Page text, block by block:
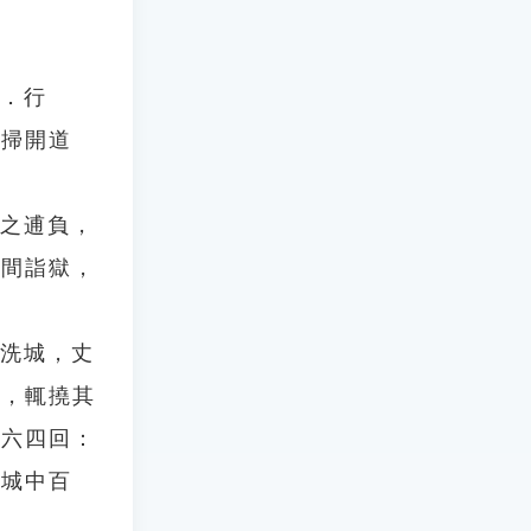
行
開道
逋負，
詣獄，
城，丈
輒撓其
四回：
中百